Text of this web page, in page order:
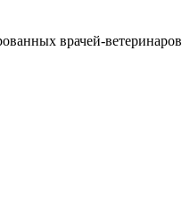
врачей-ветеринаров